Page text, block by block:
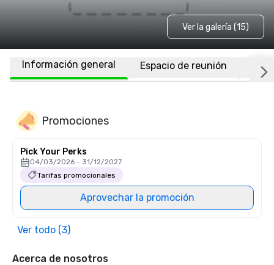
Ver la galería (15)
Información general Espacio de reunión
Promociones
Pick Your Perks
04/03/2026 - 31/12/2027
Tarifas promocionales
Aprovechar la promoción
Ver todo (3)
Acerca de nosotros